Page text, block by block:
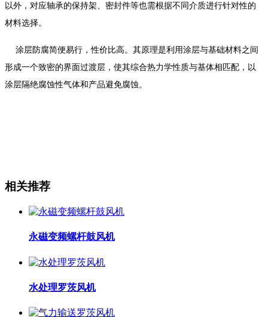
以外，对应轴承的保持架、密封件等也需根据不同介质进行针对性的
材料选择。
涂层防腐简便易行，性价比高。其原理是利用涂层与基础材料之间
形成一个致密的界面过渡层，使其综合热力学性质与基体相匹配，以
涂层隔绝腐蚀性气体和产品避免腐蚀。
相关推荐
永磁变频螺杆鼓风机
水处理罗茨风机